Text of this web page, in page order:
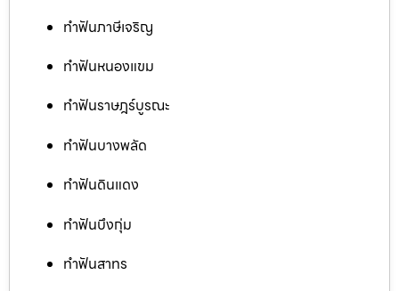
ทำฟันภาษีเจริญ
ทำฟันหนองแขม
ทำฟันราษฎร์บูรณะ
ทำฟันบางพลัด
ทำฟันดินแดง
ทำฟันบึงกุ่ม
ทำฟันสาทร